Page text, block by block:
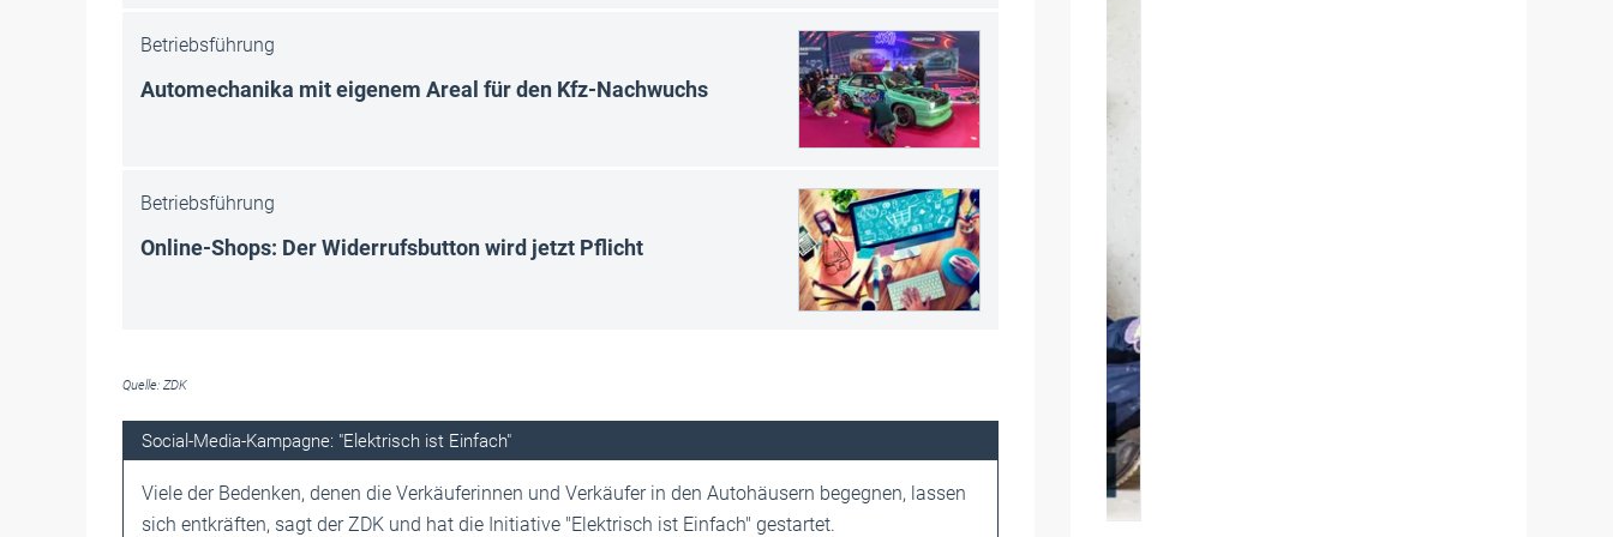
Betriebsführung
Automechanika mit eigenem Areal für den Kfz-Nachwuchs
Betriebsführung
Online-Shops: Der Widerrufsbutton wird jetzt Pflicht
Quelle: ZDK
Social-Media-Kampagne: "Elektrisch ist Einfach"
Viele der Bedenken, denen die Verkäuferinnen und Verkäufer in den Autohäusern begegnen, lassen
sich entkräften, sagt der ZDK und hat die Initiative "Elektrisch ist Einfach" gestartet.